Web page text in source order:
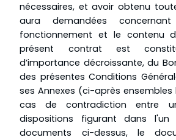
nécessaires, et avoir obtenu
aura demandées
fonctionnement et le contenu
présent contrat est
d’importance décroissante, du
des présentes Conditions
ses Annexes (ci-après ensembles
cas de contradiction entre
dispositions figurant dans l'un
documents ci-dessus, le